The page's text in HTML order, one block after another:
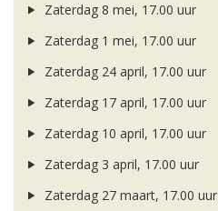
Zaterdag 8 mei, 17.00 uur
Zaterdag 1 mei, 17.00 uur
Zaterdag 24 april, 17.00 uur
Zaterdag 17 april, 17.00 uur
Zaterdag 10 april, 17.00 uur
Zaterdag 3 april, 17.00 uur
Zaterdag 27 maart, 17.00 uur